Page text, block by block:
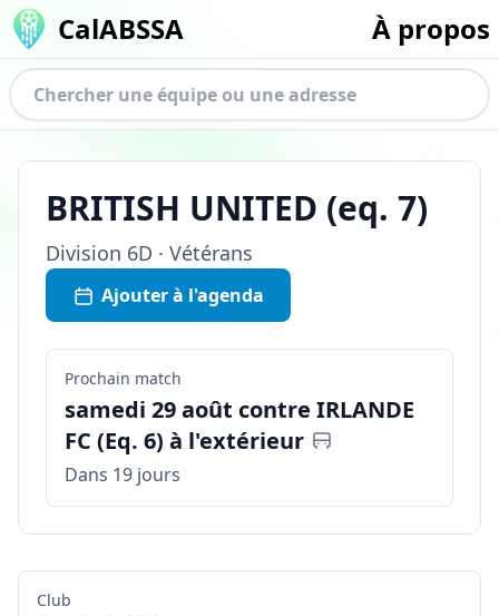
CalABSSA À propos
BRITISH UNITED (eq. 7)
Division 6D · Vétérans
Ajouter à l'agenda
Prochain match
samedi 29 août contre IRLANDE
FC (Eq. 6) à l'extérieur
Dans 19 jours
Club